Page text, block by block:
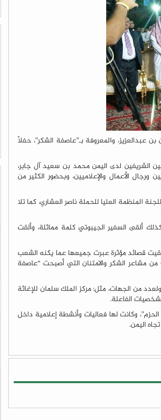
عبدالعزيز، والمعروفة بـ”عاصفة الشكر”، حفلاً
الشريفين لدى اليمن محمد بن سعيد آل جابر،
الأعمال والإعلاميين، وبحضور الكثير من
المنظمة العليا للحملة ناصر العشاري، كما تلا
ألقى السفير الجيبوتي كلمة مماثلة، وألقت
قصائد مؤثرة عبرت جميعها عما يكنه الشعب
مشاعر الشكر والامتنان التي أصبحت “عاصفة
من الجهات، مثل: مركز الملك سلمان للإغاثة
الفاعلة.
وكانت لها فعاليات وأنشطة إعلامية داخل
اليمن.